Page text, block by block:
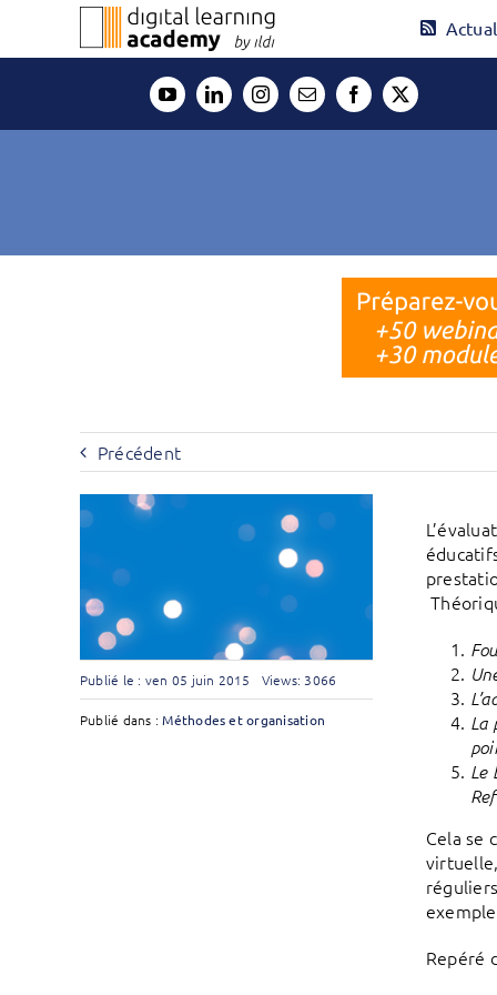
contenu
Précédent
Publié le : ven 05 juin 2015 Views: 3066
Publié dans :Méthodes et organisation
La
Le
Cela se
Repéré